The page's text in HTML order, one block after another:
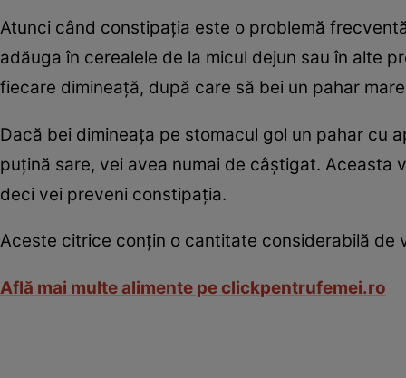
Atunci când constipaţia este o problemă
adăuga în cerealele de la micul dejun sau în alte
fiecare dimineaţă, după care să bei un pahar
Dacă bei dimineaţa pe stomacul gol un pahar cu
puţină sare, vei avea numai de câştigat. Aceasta
deci vei preveni constipaţia.
Aceste citrice conţin o cantitate considerabilă de
Află mai multe alimente pe clickpentrufemei.ro